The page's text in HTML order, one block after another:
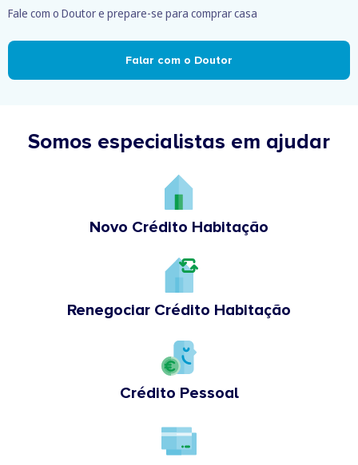
Fale com o Doutor e prepare-se para comprar casa
Falar com o Doutor
Somos especialistas em ajudar
Novo Crédito Habitação
Renegociar Crédito Habitação
Crédito Pessoal